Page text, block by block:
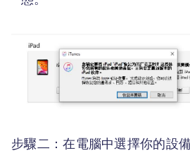
步驟二：在電腦中選擇你的設